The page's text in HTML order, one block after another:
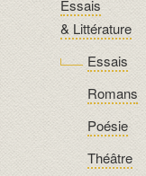
Essais
& Littérature
Essais
Romans
Poésie
Théâtre